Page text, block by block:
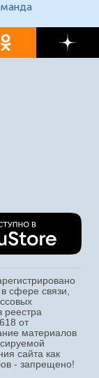
сфере связи,
реестра
от
материалов
сайта как
- запрещено!